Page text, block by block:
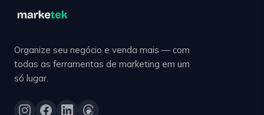
Organize seu negócio e venda mais — com
todas as ferramentas de marketing em um
só lugar.